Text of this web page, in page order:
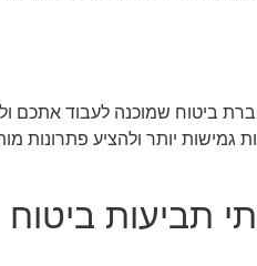
ביטוח שמוכנה לעבוד אתכם
גמישות יותר ולהציע פתרונות
תביעות ביטוח